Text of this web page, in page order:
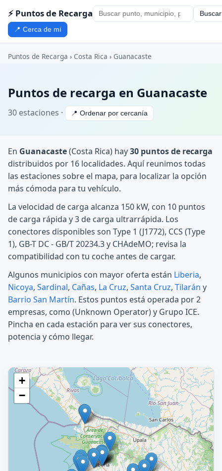
⚡ Puntos de Recarga Buscar
📍 Cerca de mí
Puntos de Recarga › Costa Rica › Guanacaste
Puntos de recarga en Guanacaste
30 estaciones · 📍 Ordenar por cercanía
En Guanacaste(Costa Rica) hay30 puntos de recarga
distribuidos por 16 localidades. Aquí reunimos todas
las estaciones sobre el mapa, para localizar la opción
más cómoda para tu vehículo.
La velocidad de carga alcanza 150 kW, con 10 puntos
de carga rápida y 3 de carga ultrarrápida. Los
conectores disponibles son Type 1 (J1772), CCS (Type
1), GB-T DC - GB/T 20234.3 y CHAdeMO; revisa la
compatibilidad con tu coche antes de cargar.
Algunos municipios con mayor oferta están Liberia,
Nicoya, Sardinal, Cañas, La Cruz, Santa Cruz, Tilarán y
Barrio San Martín. Estos puntos está operada por 2
empresas, como (Unknown Operator) y Grupo ICE.
Pincha en cada estación para ver sus conectores,
potencia y cómo llegar.
+
−